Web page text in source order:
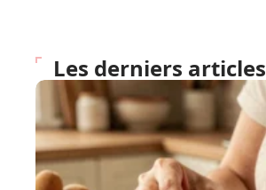
Les derniers articles